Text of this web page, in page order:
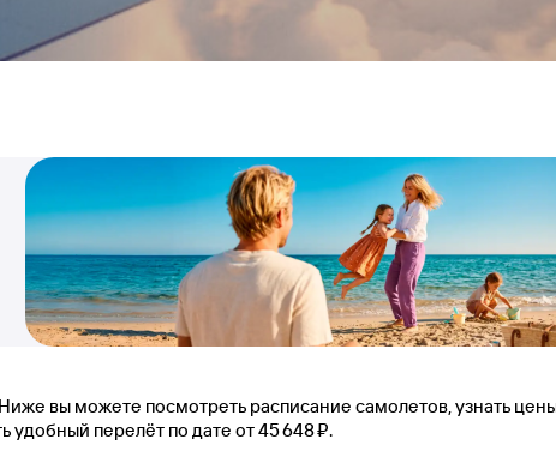
вы можете посмотреть расписание самолетов, узнать
перелёт по дате от 45 ⁠648 ⁠₽.